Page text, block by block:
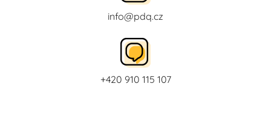
info@pdq.cz
+420 910 115 107